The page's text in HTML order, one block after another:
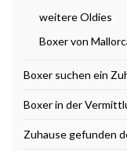
weitere Oldies
Boxer von
Boxer suchen ein
Boxer in der
Zuhause gefunden